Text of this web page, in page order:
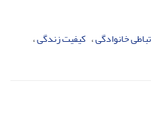
خانوادگی کیفیت زندگی